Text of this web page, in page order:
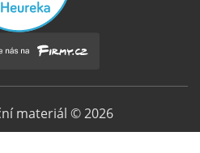
materiál © 2026